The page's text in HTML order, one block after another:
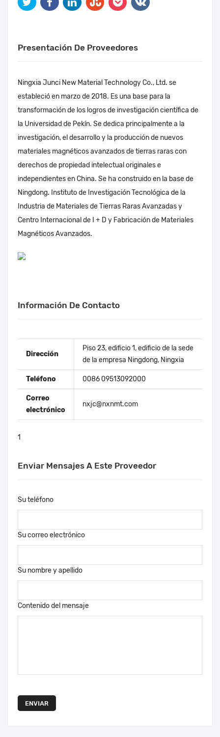
Presentación De Proveedores
Ningxia Junci New Material Technology Co., Ltd. se
estableció en marzo de 2018. Es una base para la
transformación de los logros de investigación científica de
la Universidad de Pekín. Se dedica principalmente a la
investigación, el desarrollo y la producción de nuevos
materiales magnéticos avanzados de tierras raras con
derechos de propiedad intelectual originales e
independientes en China. Se ha construido en la base de
Ningdong. Instituto de Investigación Tecnológica de la
Industria de Materiales de Tierras Raras Avanzadas y
Centro Internacional de I + D y Fabricación de Materiales
Magnéticos Avanzados.
Información De Contacto
Dirección
Piso 23, edificio 1, edificio de la sede
de la empresa Ningdong, Ningxia
Teléfono 0086 09513092000
Correo
electrónico
nxjc@nxnmt.com
1
Enviar Mensajes A Este Proveedor
Contenido del mensaje
Su nombre y apellido
Su correo electrónico
Su teléfono
ENVIAR